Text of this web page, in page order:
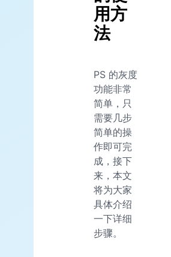
用方
法
PS 的灰度
功能非常
简单，只
需要几步
简单的操
作即可完
成，接下
来，本文
将为大家
具体介绍
一下详细
步骤。